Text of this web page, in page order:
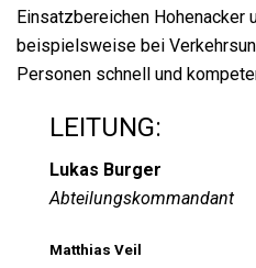
Einsatzbereichen Hohenacker
beispielsweise bei
Personen schnell und
LEITUNG:
Lukas Burger
Abteilungskommandant
Matthias Veil